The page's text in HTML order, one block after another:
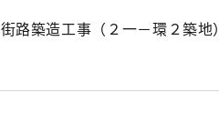
街路築造工事（２一－環２築地）